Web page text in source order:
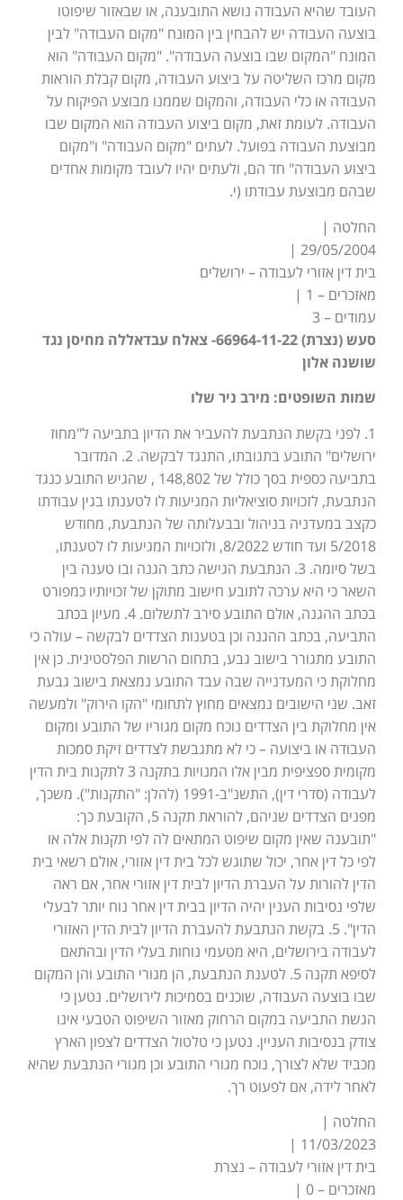
העובד שהיא העבודה נושא התובענה, או שבאזור שיפוטו
בוצעה העבודה יש להבחין בין המונח "מקום העבודה" לבין
המונח "המקום שבו בוצעה העבודה". "מקום העבודה" הוא
מקום מרכז השליטה על ביצוע העבודה, מקום קבלת הוראות
העבודה או כלי העבודה, והמקום שממנו מבוצע הפיקוח על
העבודה. לעומת זאת, מקום ביצוע העבודה הוא המקום שבו
מבוצעת העבודה בפועל. לעתים "מקום העבודה" ו"מקום
ביצוע העבודה" חד הם, ולעתים יהיו לעובד מקומות אחדים
שבהם מבוצעת עבודתו (י.
החלטה |
29/05/2004 |
בית דין אזורי לעבודה – ירושלים
מאזכרים – 1 |
עמודים – 3
סעש (נצרת) 66964-11-22- צאלח עבדאללה מחיסן נגד
שושנה אלון
שמות השופטים: מירב ניר שלו
1. לפני בקשת הנתבעת להעביר את הדיון בתביעה ל"מחוז
ירושלים" התובע בתגובתו, התנגד לבקשה. 2. המדובר
בתביעה כספית בסך כולל של 148,802 , שהגיש התובע כנגד
הנתבעת, לזכויות סוציאליות המגיעות לו לטענתו בגין עבודתו
כקצב במעדניה בניהול ובבעלותה של הנתבעת, מחודש
5/2018 ועד חודש 8/2022, ולזכויות המגיעות לו לטענתו,
בשל סיומה. 3. הנתבעת הגישה כתב הגנה ובו טענה בין
השאר כי היא ערכה לתובע חישוב מתוקן של זכויותיו כמפורט
בכתב ההגנה, אולם התובע סירב לתשלום. 4. מעיון בכתב
התביעה, בכתב ההגנה וכן בטענות הצדדים לבקשה – עולה כי
התובע מתגורר בישוב גבע, בתחום הרשות הפלסטינית. כן אין
מחלוקת כי המעדנייה שבה עבד התובע נמצאת בישוב גבעת
זאב. שני הישובים נמצאים מחוץ לתחומי "הקו הירוק" ולמעשה
אין מחלוקת בין הצדדים נוכח מקום מגוריו של התובע ומקום
העבודה או ביצועה – כי לא מתגבשת לצדדים זיקת סמכות
מקומית ספציפית מבין אלו המנויות בתקנה 3 לתקנות בית הדין
לעבודה (סדרי דין), התשנ"ב-1991 (להלן: "התקנות"). משכך,
מפנים הצדדים שניהם, להוראת תקנה 5, הקובעת כך:
"תובענה שאין מקום שיפוט המתאים לה לפי תקנות אלה או
לפי כל דין אחר, יכול שתוגש לכל בית דין אזורי, אולם רשאי בית
הדין להורות על העברת הדיון לבית דין אזורי אחר, אם ראה
שלפי נסיבות הענין יהיה הדיון בבית דין אחר נוח יותר לבעלי
הדין". 5. בקשת הנתבעת להעברת הדיון לבית הדין האזורי
לעבודה בירושלים, היא מטעמי נוחות בעלי הדין ובהתאם
לסיפא תקנה 5. לטענת הנתבעת, הן מגורי התובע והן המקום
שבו בוצעה העבודה, שוכנים בסמיכות לירושלים. נטען כי
הגשת התביעה במקום הרחוק מאזור השיפוט הטבעי אינו
צודק בנסיבות העניין. נטען כי טלטול הצדדים לצפון הארץ
מכביד שלא לצורך, נוכח מגורי התובע וכן מגורי הנתבעת שהיא
לאחר לידה, אם לפעוט רך.
החלטה |
11/03/2023 |
בית דין אזורי לעבודה – נצרת
מאזכרים – 0 |